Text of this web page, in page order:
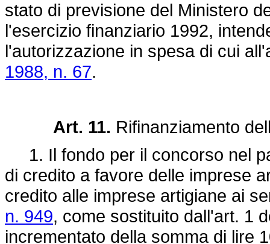
stato di previsione del Ministero
l'esercizio finanziario 1992,
l'autorizzazione in spesa di cui
1988, n. 67.
Art. 11. Rifinanziamento
1. Il fondo per il concorso nel
di credito a favore delle imprese
credito alle imprese artigiane ai
n. 949, come sostituito dall'art. 1
incrementato della somma di lire